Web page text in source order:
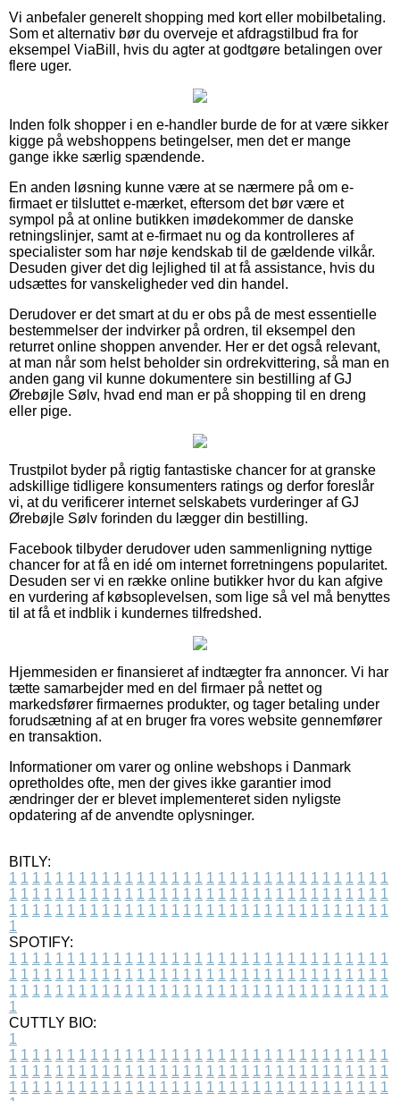
Vi anbefaler generelt shopping med kort eller mobilbetaling.
Som et alternativ bør du overveje et afdragstilbud fra for
eksempel ViaBill, hvis du agter at godtgøre betalingen over
flere uger.
Inden folk shopper i en e-handler burde de for at være sikker
kigge på webshoppens betingelser, men det er mange
gange ikke særlig spændende.
En anden løsning kunne være at se nærmere på om e-
firmaet er tilsluttet e-mærket, eftersom det bør være et
sympol på at online butikken imødekommer de danske
retningslinjer, samt at e-firmaet nu og da kontrolleres af
specialister som har nøje kendskab til de gældende vilkår.
Desuden giver det dig lejlighed til at få assistance, hvis du
udsættes for vanskeligheder ved din handel.
Derudover er det smart at du er obs på de mest essentielle
bestemmelser der indvirker på ordren, til eksempel den
returret online shoppen anvender. Her er det også relevant,
at man når som helst beholder sin ordrekvittering, så man en
anden gang vil kunne dokumentere sin bestilling af GJ
Ørebøjle Sølv, hvad end man er på shopping til en dreng
eller pige.
Trustpilot byder på rigtig fantastiske chancer for at granske
adskillige tidligere konsumenters ratings og derfor foreslår
vi, at du verificerer internet selskabets vurderinger af GJ
Ørebøjle Sølv forinden du lægger din bestilling.
Facebook tilbyder derudover uden sammenligning nyttige
chancer for at få en idé om internet forretningens popularitet.
Desuden ser vi en række online butikker hvor du kan afgive
en vurdering af købsoplevelsen, som lige så vel må benyttes
til at få et indblik i kundernes tilfredshed.
Hjemmesiden er finansieret af indtægter fra annoncer. Vi har
tætte samarbejder med en del firmaer på nettet og
markedsfører firmaernes produkter, og tager betaling under
forudsætning af at en bruger fra vores website gennemfører
en transaktion.
Informationer om varer og online webshops i Danmark
opretholdes ofte, men der gives ikke garantier imod
ændringer der er blevet implementeret siden nyligste
opdatering af de anvendte oplysninger.
BITLY:
1 1 1 1 1 1 1 1 1 1 1 1 1 1 1 1 1 1 1 1 1 1 1 1 1 1 1 1 1 1 1 1 1
1 1 1 1 1 1 1 1 1 1 1 1 1 1 1 1 1 1 1 1 1 1 1 1 1 1 1 1 1 1 1 1 1
1 1 1 1 1 1 1 1 1 1 1 1 1 1 1 1 1 1 1 1 1 1 1 1 1 1 1 1 1 1 1 1 1
1
SPOTIFY:
1 1 1 1 1 1 1 1 1 1 1 1 1 1 1 1 1 1 1 1 1 1 1 1 1 1 1 1 1 1 1 1 1
1 1 1 1 1 1 1 1 1 1 1 1 1 1 1 1 1 1 1 1 1 1 1 1 1 1 1 1 1 1 1 1 1
1 1 1 1 1 1 1 1 1 1 1 1 1 1 1 1 1 1 1 1 1 1 1 1 1 1 1 1 1 1 1 1 1
1
CUTTLY BIO:
1
1 1 1 1 1 1 1 1 1 1 1 1 1 1 1 1 1 1 1 1 1 1 1 1 1 1 1 1 1 1 1 1 1
1 1 1 1 1 1 1 1 1 1 1 1 1 1 1 1 1 1 1 1 1 1 1 1 1 1 1 1 1 1 1 1 1
1 1 1 1 1 1 1 1 1 1 1 1 1 1 1 1 1 1 1 1 1 1 1 1 1 1 1 1 1 1 1 1 1